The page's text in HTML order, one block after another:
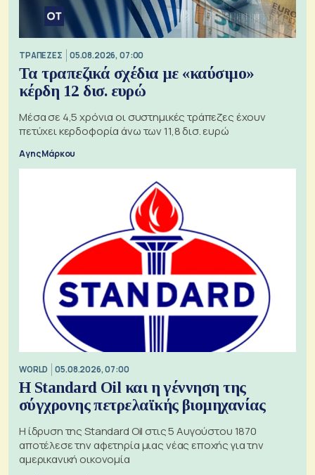
ΤΡΑΠΕΖΕΣ 05.08.2026, 07:00
Τα τραπεζικά σχέδια με «καύσιμο»
κέρδη 12 δισ. ευρώ
Μέσα σε 4,5 χρόνια οι συστημικές τράπεζες έχουν
πετύχει κερδοφορία άνω των 11,8 δισ. ευρώ
Αγης Μάρκου
WORLD 05.08.2026, 07:00
Η Standard Oil και η γέννηση της
σύγχρονης πετρελαϊκής βιομηχανίας
Η ίδρυση της Standard Oil στις 5 Αυγούστου 1870
αποτέλεσε την αφετηρία μιας νέας εποχής για την
αμερικανική οικονομία